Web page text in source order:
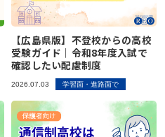
【広島県版】不登校からの高校
受験ガイド｜令和8年度入試で
確認したい配慮制度
2026.07.03 学習面・進路面で